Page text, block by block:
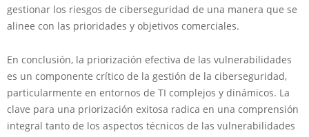
gestionar los riesgos de ciberseguridad de una manera que se
alinee con las prioridades y objetivos comerciales.
En conclusión, la priorización efectiva de las vulnerabilidades
es un componente crítico de la gestión de la ciberseguridad,
particularmente en entornos de TI complejos y dinámicos. La
clave para una priorización exitosa radica en una comprensión
integral tanto de los aspectos técnicos de las vulnerabilidades